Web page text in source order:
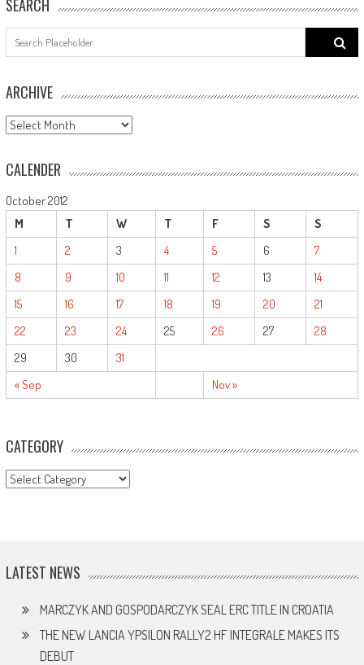
SEARCH
Search
for:
ARCHIVE
ARCHIVE
CALENDER
October 2012
M
T W T F S S
« Sep Nov »
1 2 3 4 5 6
7
8
9 10 11 12 13
14
15
16 17 18 19 20
21
22
23 24 25 26 27
28
29
30 31
CATEGORY
CATEGORY
LATEST NEWS
MARCZYK AND GOSPODARCZYK SEAL ERC TITLE IN CROATIA
THE NEW LANCIA YPSILON RALLY2 HF INTEGRALE MAKES ITS
DEBUT